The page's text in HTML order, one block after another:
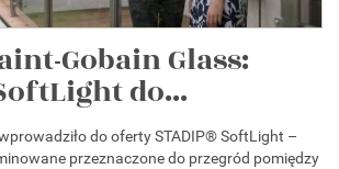
Gobain Glass:
do...
do oferty STADIP® SoftLight –
przeznaczone do przegród pomiędzy